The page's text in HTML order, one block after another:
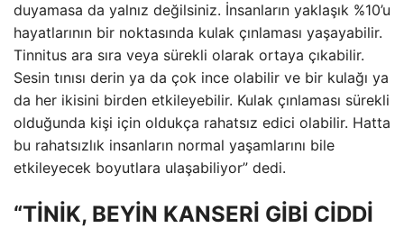
duyamasa da yalnız değilsiniz. İnsanların yaklaşık %10’u
hayatlarının bir noktasında kulak çınlaması yaşayabilir.
Tinnitus ara sıra veya sürekli olarak ortaya çıkabilir.
Sesin tınısı derin ya da çok ince olabilir ve bir kulağı ya
da her ikisini birden etkileyebilir. Kulak çınlaması sürekli
olduğunda kişi için oldukça rahatsız edici olabilir. Hatta
bu rahatsızlık insanların normal yaşamlarını bile
etkileyecek boyutlara ulaşabiliyor” dedi.
“TİNİK, BEYİN KANSERİ GİBİ CİDDİ